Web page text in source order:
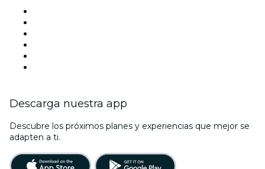
Descarga nuestra app
Descubre los próximos planes y experiencias que mejor se
adapten a ti.